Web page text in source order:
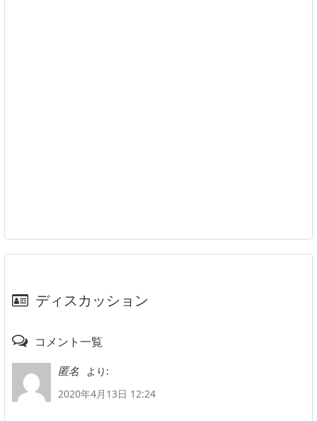
ディスカッション
コメント一覧
匿名
より:
2020年4月13日 12:24